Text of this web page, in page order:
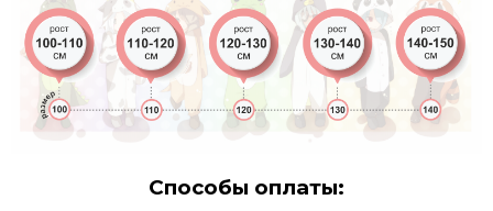
Способы оплаты: